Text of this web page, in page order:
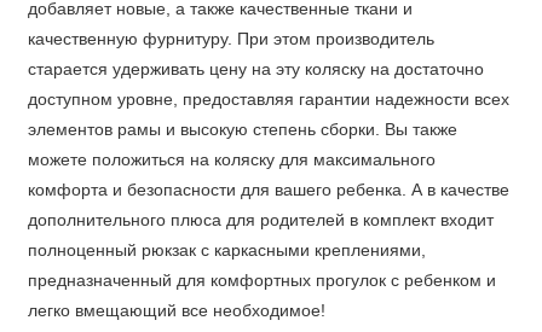
добавляет новые, а также качественные ткани и
качественную фурнитуру. При этом производитель
старается удерживать цену на эту коляску на достаточно
доступном уровне, предоставляя гарантии надежности всех
элементов рамы и высокую степень сборки. Вы также
можете положиться на коляску для максимального
комфорта и безопасности для вашего ребенка. А в качестве
дополнительного плюса для родителей в комплект входит
полноценный рюкзак с каркасными креплениями,
предназначенный для комфортных прогулок с ребенком и
легко вмещающий все необходимое!